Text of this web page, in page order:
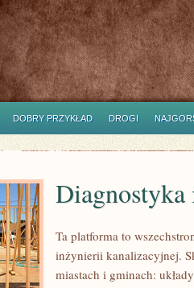
DOBRY PRZYKŁAD DROGI
Ta platforma to
inżynierii kanalizacyjnej.
miastach i gminach: